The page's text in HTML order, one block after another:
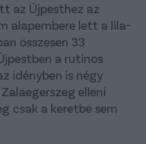
az Újpesthez az
alapembere lett a lila-
összesen 33
a rutinos
idényben is négy
elleni
csak a keretbe sem